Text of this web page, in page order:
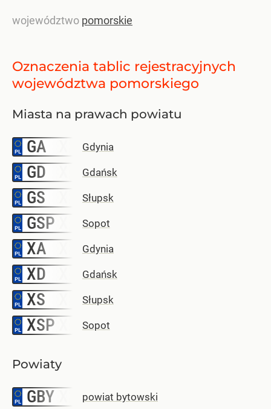
województwo pomorskie
Oznaczenia tablic rejestracyjnych
województwa pomorskiego
Miasta na prawach powiatu
GA Gdynia
GD Gdańsk
GS Słupsk
GSP Sopot
XA Gdynia
XD Gdańsk
XS Słupsk
XSP Sopot
Powiaty
GBY powiat bytowski